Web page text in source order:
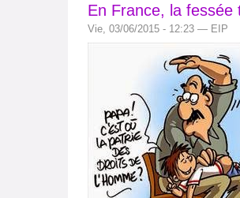
En France, la fessée
Vie, 03/06/2015 - 12:23 — EIP